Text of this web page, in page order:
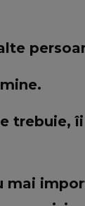
trebuie,
mai